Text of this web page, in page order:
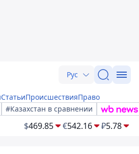
Рус
СтатьиПроисшествияПраво
#Казахстан в сравнении
$469.85 €542.16 ₽5.78